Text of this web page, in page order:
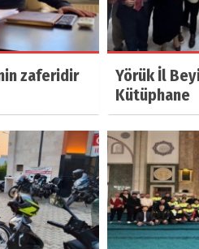
zaferidir
Yörük İl
Kütüphane